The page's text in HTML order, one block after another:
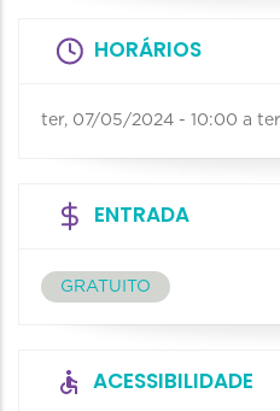
HORÁRIOS
ter, 07/05/2024 - 10:00 a
ENTRADA
GRATUITO
ACESSIBILIDADE